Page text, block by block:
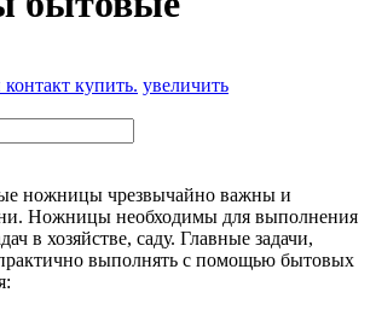
увеличить
ножницы чрезвычайно важны и
Ножницы необходимы для выполнения
в хозяйстве, саду. Главные задачи,
выполнять с помощью бытовых